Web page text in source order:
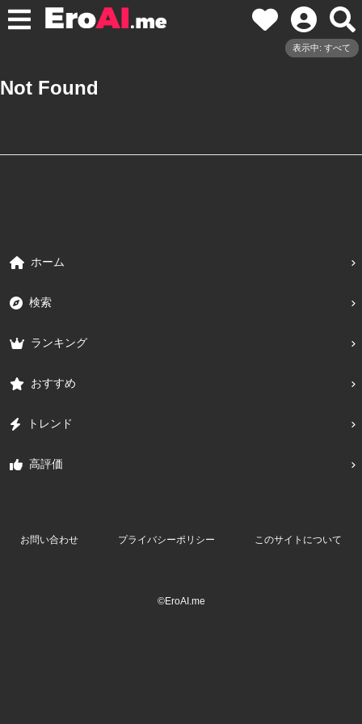
表示中: すべて
Not Found
ホーム
検索
ランキング
おすすめ
トレンド
高評価
お問い合わせ プライバシーポリシー このサイトについて
©EroAI.me